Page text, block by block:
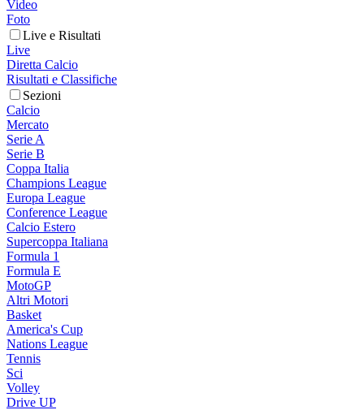
Video
Foto
Live e Risultati
Live
Diretta Calcio
Risultati e Classifiche
Sezioni
Calcio
Mercato
Serie A
Serie B
Coppa Italia
Champions League
Europa League
Conference League
Calcio Estero
Supercoppa Italiana
Formula 1
Formula E
MotoGP
Altri Motori
Basket
America's Cup
Nations League
Tennis
Sci
Volley
Drive UP